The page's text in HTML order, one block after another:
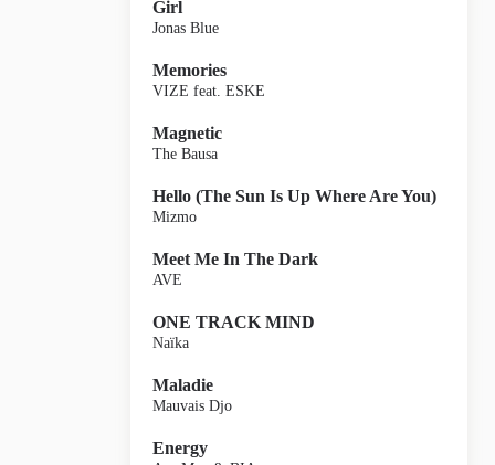
Girl
Jonas Blue
Memories
VIZE feat. ESKE
Magnetic
The Bausa
Hello (The Sun Is Up Where Are You)
Mizmo
Meet Me In The Dark
AVE
ONE TRACK MIND
Naïka
Maladie
Mauvais Djo
Energy